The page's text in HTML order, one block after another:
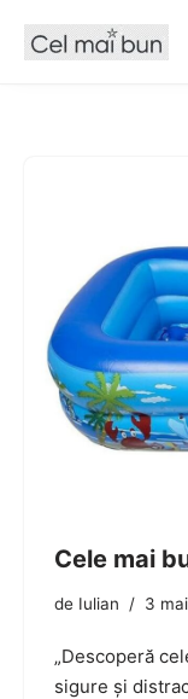
Sari
Cele mai
de Iulian 3
„Descoperă
sigure și